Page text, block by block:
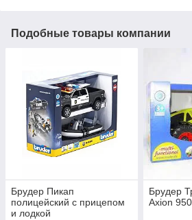
Подобные товары компании
Брудер Пикап
полицейский с прицепом
и лодкой
Брудер
Axion